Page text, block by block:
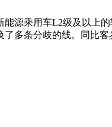
源乘用车L2级及以上
多条分歧的线。同比